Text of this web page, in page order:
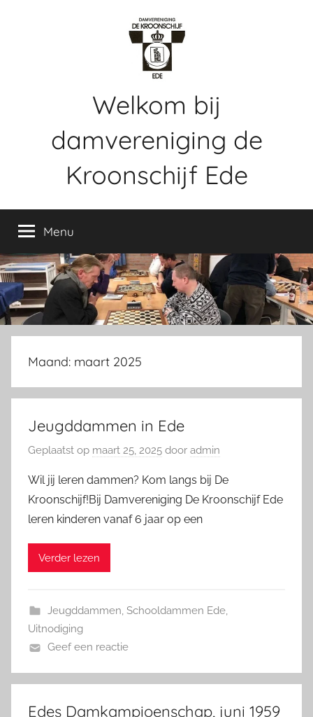
Welkom bij
damvereniging de
Kroonschijf Ede
damvereniging
de
Kroonschijf
te
Ede
Menu
Maand: maart 2025
Jeugddammen in Ede
Geplaatst op maart 25, 2025 door admin
Wil jij leren dammen? Kom langs bij De
Kroonschijf!Bij Damvereniging De Kroonschijf Ede
leren kinderen vanaf 6 jaar op een
Verder lezen
Jeugddammen, Schooldammen Ede,
Uitnodiging
Geef een reactie
Edes Damkampioenschap, juni 1959